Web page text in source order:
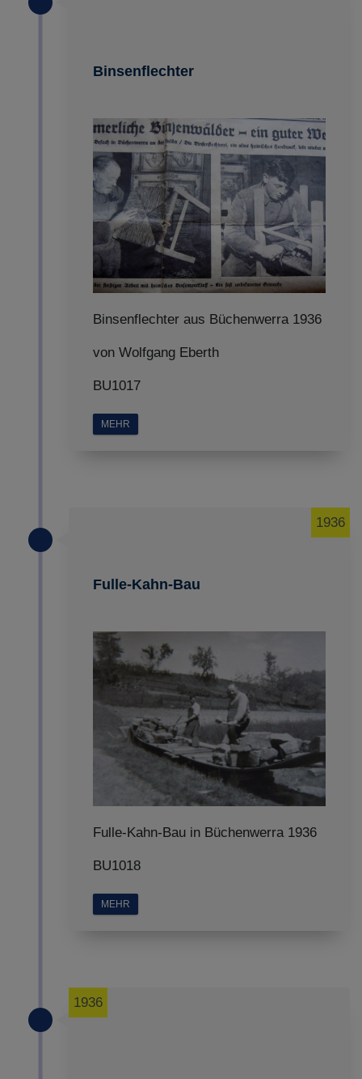
Binsenflechter
Binsenflechter aus Büchenwerra 1936
von Wolfgang Eberth
BU1017
MEHR
Fulle-Kahn-Bau
1936
Fulle-Kahn-Bau in Büchenwerra 1936
BU1018
MEHR
1936